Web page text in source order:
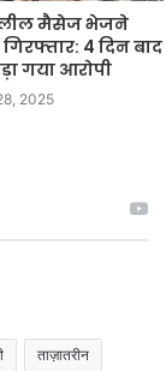
मैसेज भेजने
4 दिन बाद
गया आरोपी
2025
ताज़ातरीन